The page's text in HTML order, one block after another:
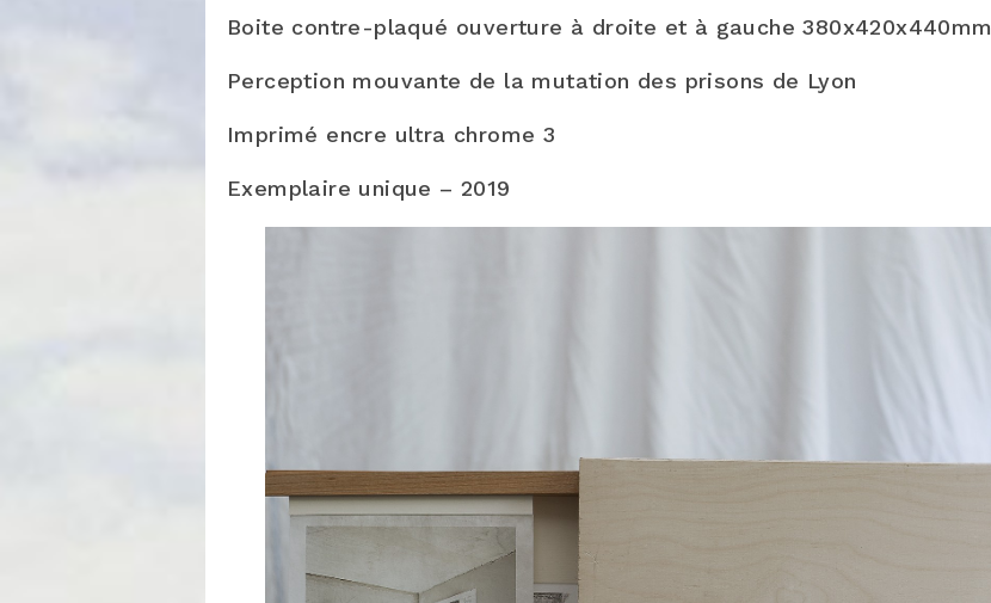
Boite contre-plaqué ouverture à droite et à gauche 380x420x440mm
Perception mouvante de la mutation des prisons de Lyon
Imprimé encre ultra chrome 3
Exemplaire unique – 2019